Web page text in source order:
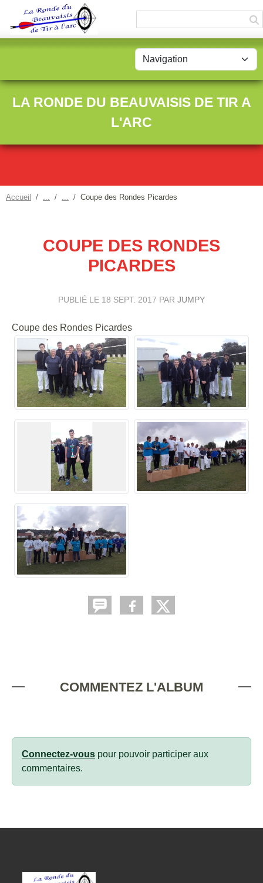
LA RONDE DU BEAUVAISIS DE TIR A
L'ARC
Accueil Coupe des Rondes Picardes
COUPE DES RONDES
PICARDES
PUBLIÉ LE 18 SEPT. 2017 PAR JUMPY
Coupe des Rondes Picardes
COMMENTEZ L'ALBUM
Connectez-vous pour pouvoir participer aux
commentaires.
Panneau de gestion des cookies